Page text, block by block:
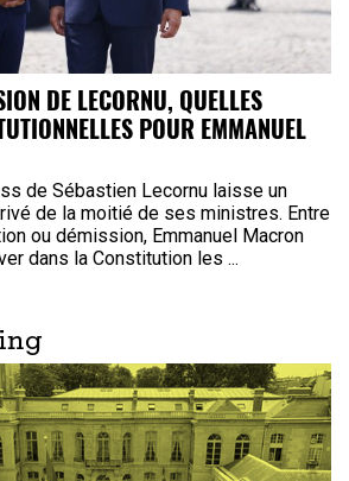
DE LECORNU, QUELLES
POUR EMMANUEL
de Sébastien Lecornu laisse un
de la moitié de ses ministres. Entre
ou démission, Emmanuel Macron
dans la Constitution les ...